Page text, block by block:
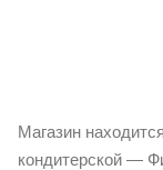
Магазин
кондитерской —